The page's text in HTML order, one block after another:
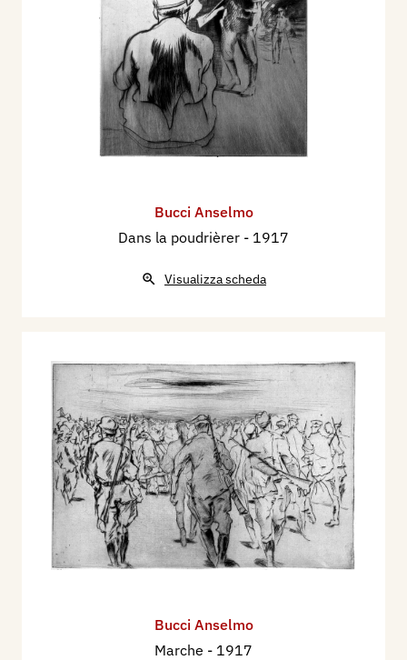
Bucci Anselmo
Dans la poudrièrer - 1917
Visualizza scheda
Bucci Anselmo
Marche - 1917